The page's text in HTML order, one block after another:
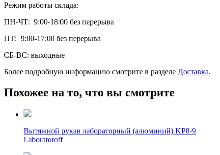
Режим работы склада:
ПН-ЧТ: 9:00-18:00 без перерыва
ПТ: 9:00-17:00 без перерыва
СБ-ВС: выходные
Более подробную информацию смотрите в разделе Доставка.
Похожее на то, что вы смотрите
Вытяжной рукав лабораторный (алюминий) KP8-9
Laboratoroff